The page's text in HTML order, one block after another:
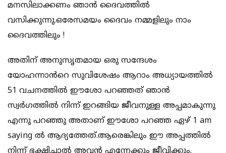
മനസിലാക്കണം ഞാൻ ദൈവത്തിൽ
വസിക്കുന്നു.ഒരേസമയം ദൈവം നമ്മളിലും നാം
ദൈവത്തിലും !
അതിന് അനുസൃതമായ ഒരു സന്ദേശം
യോഹന്നാൻറെ സുവിശേഷം ആറാം അധ്യായത്തിൽ
51 വചനത്തിൽ ഈശോ പറഞ്ഞത് ഞാൻ
സ്വർഗത്തിൽ നിന്ന് ഇറങ്ങിയ ജീവനുള്ള അപ്പമാകുന്നു
എന്നു പറഞ്ഞു അതാണ് ഈശോ പറഞ്ഞ ഏഴ് 1 am
saying ൽ ആദ്യത്തേത്.ആരെങ്കിലും ഈ അപ്പത്തിൽ